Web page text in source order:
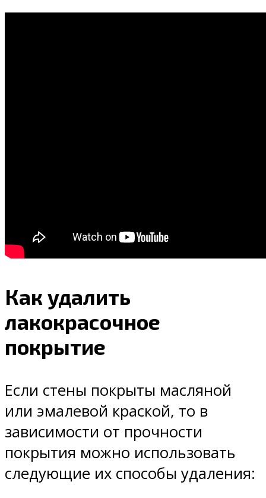
Как удалить
лакокрасочное
покрытие
Если стены покрыты масляной
или эмалевой краской, то в
зависимости от прочности
покрытия можно использовать
следующие их способы удаления: